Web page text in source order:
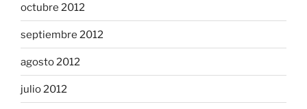
octubre 2012
septiembre 2012
agosto 2012
julio 2012